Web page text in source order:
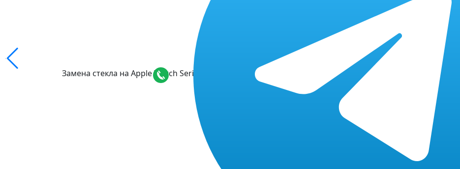
Замена стекла на Apple Watch Series 6 уточняйте